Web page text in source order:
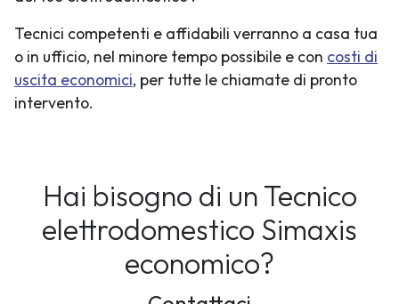
Tecnici competenti e affidabili verranno a casa tua
o in ufficio, nel minore tempo possibile e con costi di
uscita economici, per tutte le chiamate di pronto
intervento.
Hai bisogno di un Tecnico
elettrodomestico Simaxis
economico?